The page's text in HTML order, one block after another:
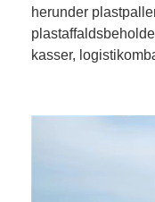
herunder
kasser,